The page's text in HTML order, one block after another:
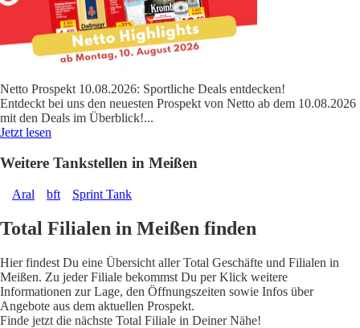
Netto Prospekt 10.08.2026: Sportliche Deals entdecken!
Entdeckt bei uns den neuesten Prospekt von Netto ab dem 10.08.2026
mit den Deals im Überblick!...
Jetzt lesen
Weitere Tankstellen in Meißen
Aral bft Sprint Tank
Total Filialen in Meißen finden
Hier findest Du eine Übersicht aller Total Geschäfte und Filialen in
Meißen. Zu jeder Filiale bekommst Du per Klick weitere
Informationen zur Lage, den Öffnungszeiten sowie Infos über
Angebote aus dem aktuellen Prospekt.
Finde jetzt die nächste Total Filiale in Deiner Nähe!